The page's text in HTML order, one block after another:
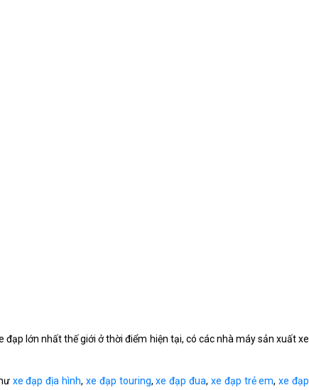
lớn nhất thế giới ở thời điểm hiện tại, có các nhà máy sản xuất xe
xe đạp địa hình, xe đạp touring,xe đạp đua, xe đạp trẻ em,xe đạp